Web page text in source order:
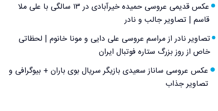
عکس قدیمی عروسی حمیده خیرآبادی در ۱۳ سالگی با علی ملا
قاسم | تصاویر جالب و نادر
تصاویر نادر از مراسم عروسی علی دایی و مونا خانوم | لحظاتی
خاص از روز بزرگ ستاره فوتبال ایران
عکس عروسی ساناز سعیدی بازیگر سریال بوی باران + بیوگرافی و
تصاویر جذاب